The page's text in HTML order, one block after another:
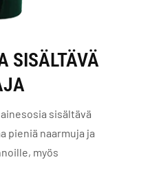
SISÄLTÄVÄ
sisältävä
pieniä naarmuja ja
myös